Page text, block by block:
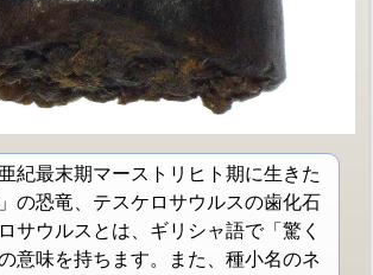
紀最末期マーストリヒト期に生きた
の恐竜、テスケロサウルスの歯化石
サウルスとは、ギリシャ語で「驚く
意味を持ちます。また、種小名のネ